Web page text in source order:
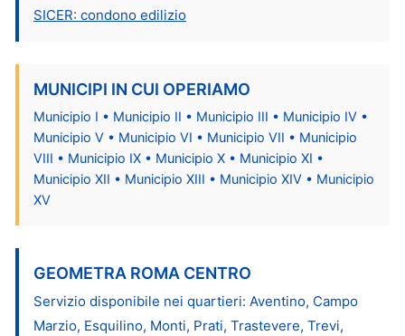
SICER: condono edilizio
MUNICIPI IN CUI OPERIAMO
Municipio I • Municipio II • Municipio III • Municipio IV •
Municipio V • Municipio VI • Municipio VII • Municipio
VIII • Municipio IX • Municipio X • Municipio XI •
Municipio XII • Municipio XIII • Municipio XIV • Municipio
XV
GEOMETRA ROMA CENTRO
Servizio disponibile nei quartieri: Aventino, Campo
Marzio, Esquilino, Monti, Prati, Trastevere, Trevi,